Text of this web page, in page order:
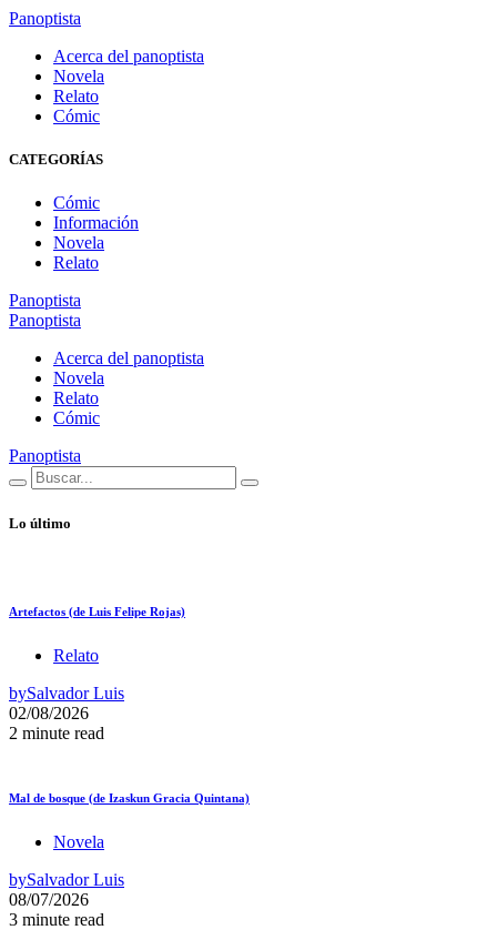
Panoptista
Acerca del panoptista
Novela
Relato
Cómic
CATEGORÍAS
Cómic
Información
Novela
Relato
Panoptista
Panoptista
Acerca del panoptista
Novela
Relato
Cómic
Panoptista
Lo último
Artefactos (de Luis Felipe Rojas)
Relato
bySalvador Luis
02/08/2026
2 minute read
Mal de bosque (de Izaskun Gracia Quintana)
Novela
bySalvador Luis
08/07/2026
3 minute read